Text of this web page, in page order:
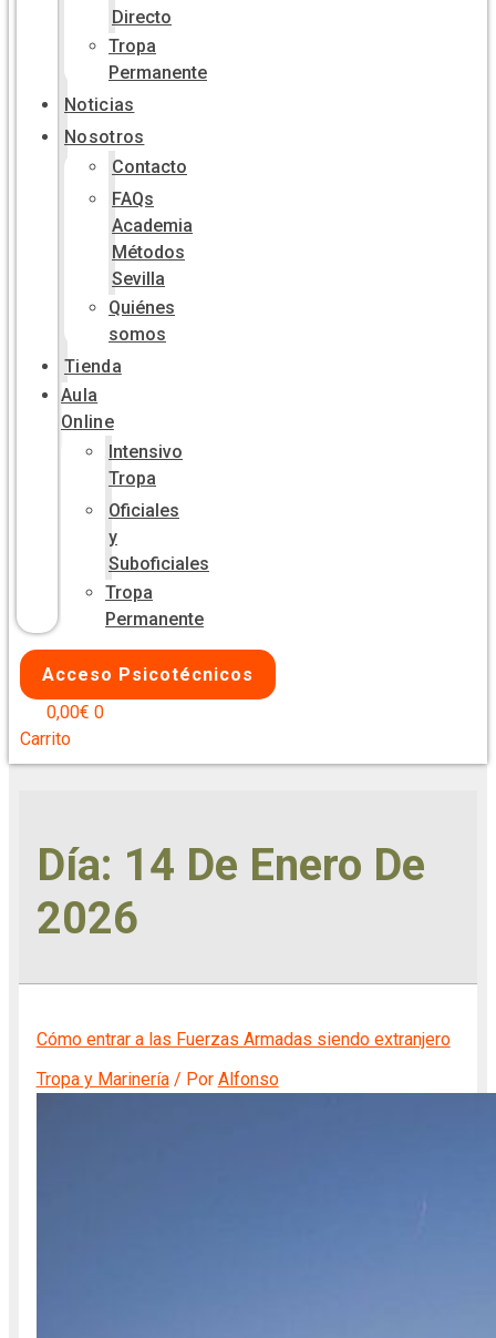
Directo
Tropa
Permanente
Noticias
Nosotros
Contacto
FAQs
Academia
Métodos
Sevilla
Quiénes
somos
Tienda
Aula
Online
Intensivo
Tropa
Oficiales
y
Suboficiales
Tropa
Permanente
Acceso Psicotécnicos
0,00€ 0
Carrito
Día: 14 De Enero De
2026
Cómo entrar a las Fuerzas Armadas siendo extranjero
Tropa y Marinería/ Por Alfonso